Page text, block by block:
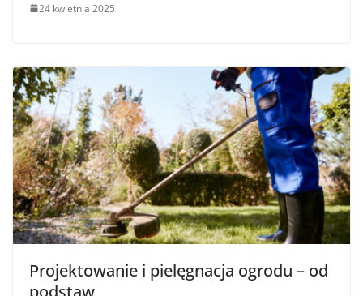
24 kwietnia 2025
Projektowanie i pielęgnacja ogrodu – od